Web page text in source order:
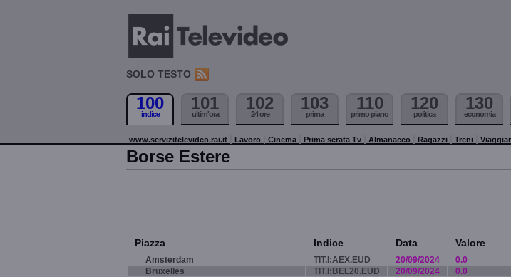
SOLO TESTO
100
indice
101
ultim'ora
102
24 ore
103
prima
110
primo piano
120
politica
130
economia
www.servizitelevideo.rai.it Lavoro Cinema Prima serata Tv Almanacco Ragazzi Treni
Borse Estere
Piazza Indice Data Valore
Amsterdam TIT.I:AEX.EUD 20/09/2024 0.0
Bruxelles
TIT.I:BEL20.EUD 20/09/2024 0.0